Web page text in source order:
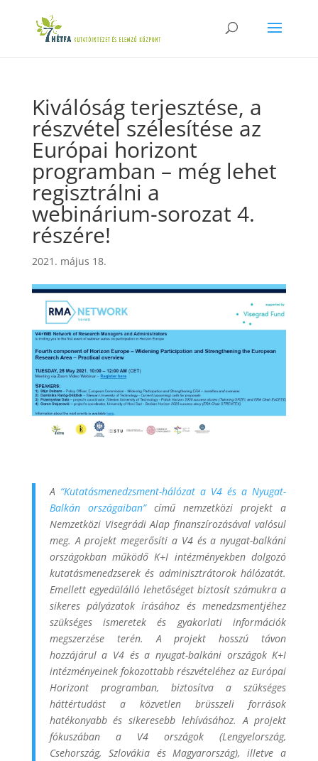
Kiválóság terjesztése, a
részvétel szélesítése az
Európai horizont
programban – még lehet
regisztrálni a
webinárium-sorozat 4.
részére!
2021. május 18.
A “Kutatásmenedzsment-hálózat a V4 és a Nyugat-
Balkán országaiban” című nemzetközi projekt a
Nemzetközi Visegrádi Alap finanszírozásával valósul
meg. A projekt megerősíti a V4 és a nyugat-balkáni
országokban működő K+I intézményekben dolgozó
kutatásmenedzserek és adminisztrátorok hálózatát.
Emellett egyedülálló lehetőséget biztosít számukra a
sikeres pályázatok írásához és menedzsmentjéhez
szükséges ismeretek és gyakorlati információk
megszerzése terén. A projekt hosszú távon
hozzájárul a V4 és a nyugat-balkáni országok K+I
intézményeinek fokozottabb részvételéhez az Európai
Horizont programban, biztosítva a szükséges
háttértudást a közvetlen brüsszeli források
hatékonyabb és sikeresebb lehívásához. A projekt
fókuszában a V4 országok (Lengyelország,
Csehország, Szlovákia és Magyarország), illetve a